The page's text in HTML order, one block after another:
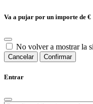
Va a pujar por un importe de €
No volver a mostrar la
Cancelar Confirmar
Entrar